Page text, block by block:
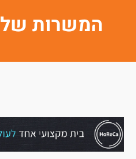
המשרות של Amirafarah